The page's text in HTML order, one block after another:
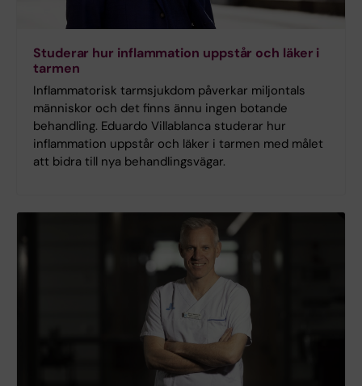
Studerar hur inflammation uppstår och läker i
tarmen
Inflammatorisk tarmsjukdom påverkar miljontals
människor och det finns ännu ingen botande
behandling. Eduardo Villablanca studerar hur
inflammation uppstår och läker i tarmen med målet
att bidra till nya behandlingsvägar.